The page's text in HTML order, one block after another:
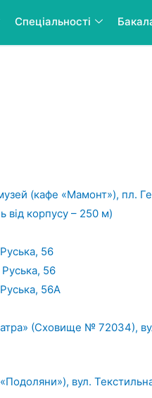
Спеціальності
(кафе «Мамонт»), пл.
від корпусу – 250 м)
56
56
56А
(Сховище № 72034),
вул.